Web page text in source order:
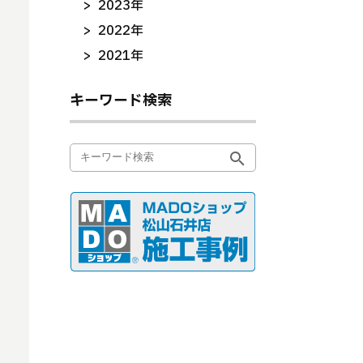
2023年
2022年
2021年
キーワード検索